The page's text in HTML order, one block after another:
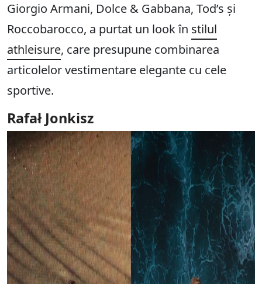
Giorgio Armani, Dolce & Gabbana, Tod’s și
Roccobarocco, a purtat un look în stilul
athleisure, care presupune combinarea
articolelor vestimentare elegante cu cele
sportive.
Rafał Jonkisz